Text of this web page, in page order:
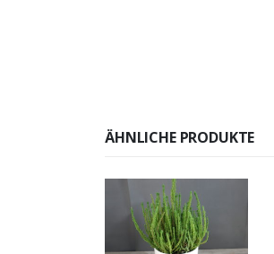
ÄHNLICHE PRODUKTE